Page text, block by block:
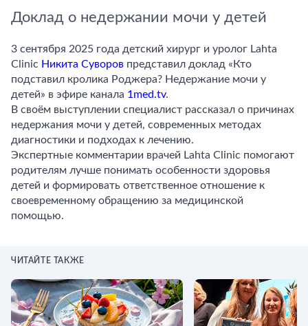
Доклад о недержании мочи у детей
3 сентября 2025 года детский хирург и уролог Lahta
Clinic Никита Суворов представил доклад «Кто
подставил кролика Роджера? Недержание мочи у
детей» в эфире канала 1med.tv.
В своём выступлении специалист рассказал о причинах
недержания мочи у детей, современных методах
диагностики и подходах к лечению.
Экспертные комментарии врачей Lahta Clinic помогают
родителям лучше понимать особенности здоровья
детей и формировать ответственное отношение к
своевременному обращению за медицинской
помощью.
ЧИТАЙТЕ ТАКЖЕ